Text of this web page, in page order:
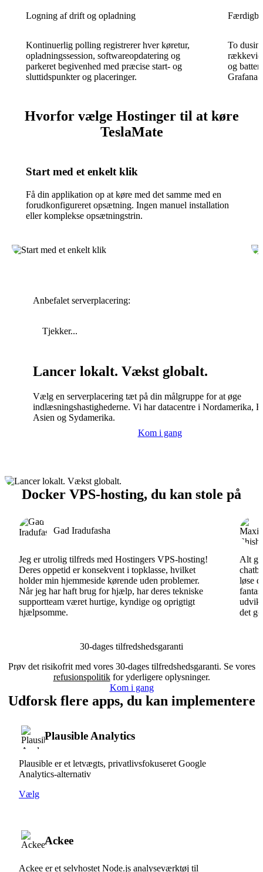
Logning af drift og opladning
Kontinuerlig polling registrerer hver køretur,
opladningssession, softwareopdatering og
parkeret begivenhed med præcise start- og
sluttidspunkter og placeringer.
To dusin
og
Hvorfor vælge Hostinger til at køre
TeslaMate
Start med et enkelt klik
Få din applikation op at køre med det samme med en
forudkonfigureret opsætning. Ingen manuel installation
eller komplekse opsætningstrin.
Anbefalet serverplacering:
Tjekker...
Lancer lokalt. Vækst globalt.
Vælg en serverplacering tæt på din målgruppe for at øge
indlæsningshastighederne. Vi har datacentre i Nordamerika,
Asien og Sydamerika.
Kom i gang
Docker VPS-hosting, du kan stole på
Gad Iradufasha
Jeg er utrolig tilfreds med Hostingers VPS-hosting!
Deres oppetid er konsekvent i topklasse, hvilket
holder min hjemmeside kørende uden problemer.
Når jeg har haft brug for hjælp, har deres tekniske
supportteam været hurtige, kyndige og oprigtigt
hjælpsomme.
Alt
løse
det
30-dages tilfredshedsgaranti
Prøv det risikofrit med vores 30-dages tilfredshedsgaranti. Se vores
refusionspolitikfor yderligere oplysninger.
Kom i gang
Udforsk flere apps, du kan implementere
Plausible Analytics
Plausible er et letvægts, privatlivsfokuseret Google
Analytics-alternativ
Vælg
Ackee
Ackee er et selvhostet Node.js analyseværktøj til